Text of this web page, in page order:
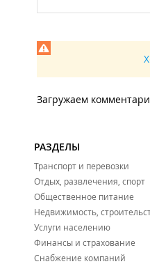
Загружаем
РАЗДЕЛЫ
Транспорт и перевозки
Отдых, развлечения, спорт
Общественное питание
Недвижимость,
Услуги населению
Финансы и страхование
Снабжение компаний